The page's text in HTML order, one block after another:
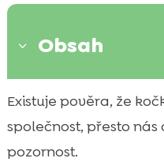
3 Obsah
 Co znamená
člověkem
Jak kočky vnímají
Existuje pověra, že
společnost, přesto
pozornost.